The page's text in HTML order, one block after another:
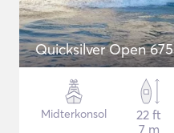
Quicksilver Open 675
Midterkonsol
22 ft
7 m